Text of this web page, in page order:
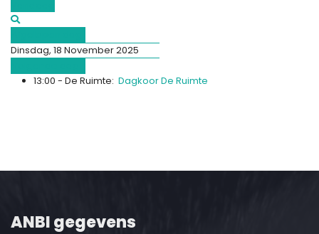
Dinsdag, 18 November 2025
13:00 - De Ruimte: Dagkoor De Ruimte
ANBI gegevens